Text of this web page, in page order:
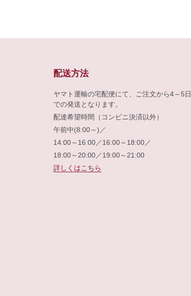
配送方法
ヤマト運輸の宅配便にて、ご注文から4～5日
での発送となります。
配達希望時間（コンビニ決済以外）
午前中(8:00～)／
14:00～16:00／16:00～18:00／
18:00～20:00／19:00～21:00
詳しくはこちら